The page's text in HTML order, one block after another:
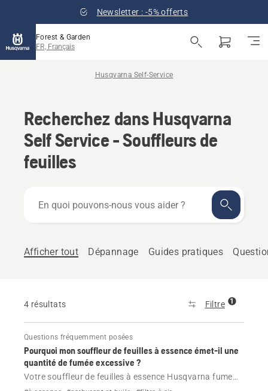
Newsletter : -5% offerts
Forest & Garden
FR, Français
Husqvarna Self-Service
Recherchez dans Husqvarna
Self Service - Souffleurs de
feuilles
quoi
vous
Afficher tout Dépannage Guides pratiques
4 résultats Filtre 1
Questions fréquemment posées
Pourquoi mon souffleur de feuilles à essence émet-il une
quantité de fumée excessive ?
Votre souffleur de feuilles à essence Husqvarna fume
excessivement ? Découvrez les causes les plus